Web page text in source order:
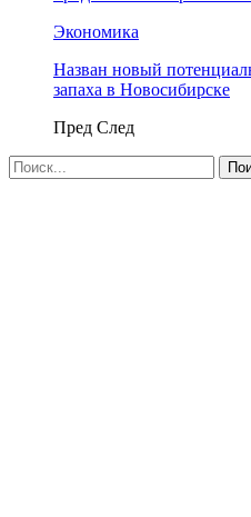
Экономика
Назван новый
запаха в Новосибирске
Пред След